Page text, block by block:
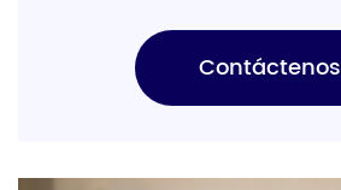
Contáctenos